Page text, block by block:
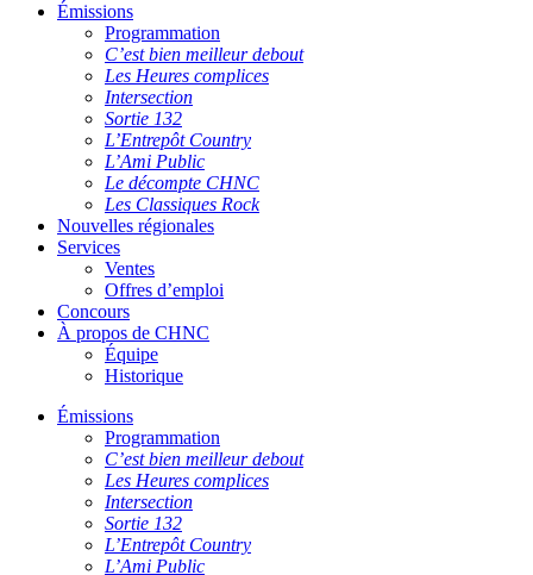
Émissions
Programmation
C’est bien meilleur debout
Les Heures complices
Intersection
Sortie 132
L’Entrepôt Country
L’Ami Public
Le décompte CHNC
Les Classiques Rock
Nouvelles régionales
Services
Ventes
Offres d’emploi
Concours
À propos de CHNC
Équipe
Historique
Émissions
Programmation
C’est bien meilleur debout
Les Heures complices
Intersection
Sortie 132
L’Entrepôt Country
L’Ami Public